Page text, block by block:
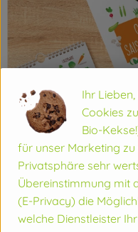
So geht's
Rezepte
Über uns
Trage Dich in unsere
für Gemüse zu
Ihr
Cookies
Bio-
für unser Marketing
Privatsphäre sehr
Übereinstimmung mit
(E-Privacy) die
welche Dienstleister